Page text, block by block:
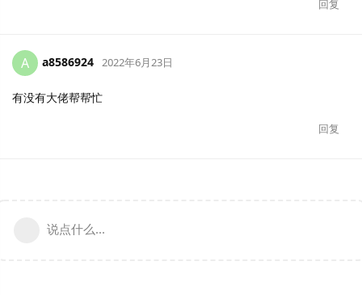
回复
A a8586924 2022年6月23日
有没有大佬帮帮忙
回复
说点什么...